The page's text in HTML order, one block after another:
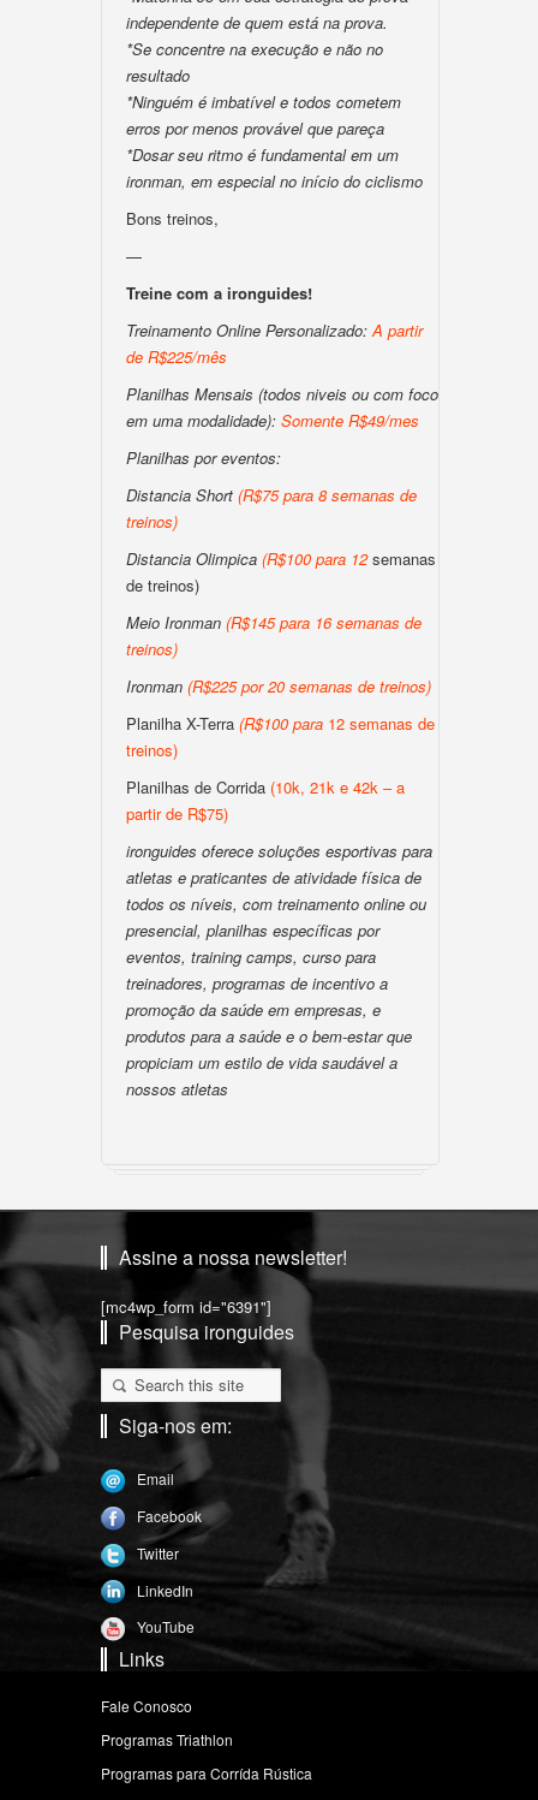
independente de quem está na prova.
*Se concentre na execução e não no
resultado
*Ninguém é imbatível e todos cometem
erros por menos provável que pareça
*Dosar seu ritmo é fundamental em um
ironman, em especial no início do ciclismo
Bons treinos,
—
Treine com a ironguides!
Treinamento Online Personalizado:A partir
de R$225/mês
Planilhas Mensais (todos niveis ou com foco
em uma modalidade): Somente R$49/mes
Planilhas por eventos:
Distancia Short (R$75 para 8 semanas de
treinos)
Distancia Olimpica (R$100 para 12semanas
de treinos)
Meio Ironman (R$145 para 16 semanas de
treinos)
Ironman (R$225 por 20 semanas de treinos)
Planilha X-Terra (R$100 para 12 semanas de
treinos)
Planilhas de Corrida (10k, 21k e 42k – a
partir de R$75)
ironguides oferece soluções esportivas para
atletas e praticantes de atividade física de
todos os níveis, com treinamento online ou
presencial, planilhas específicas por
eventos, training camps, curso para
treinadores, programas de incentivo a
promoção da saúde em empresas, e
produtos para a saúde e o bem-estar que
propiciam um estilo de vida saudável a
nossos atletas
Assine a nossa newsletter!
[mc4wp_form id="6391"]
Pesquisa ironguides
Siga-nos em:
Email
Facebook
Twitter
LinkedIn
YouTube
Links
Fale Conosco
Programas Triathlon
Programas para Corrída Rústica